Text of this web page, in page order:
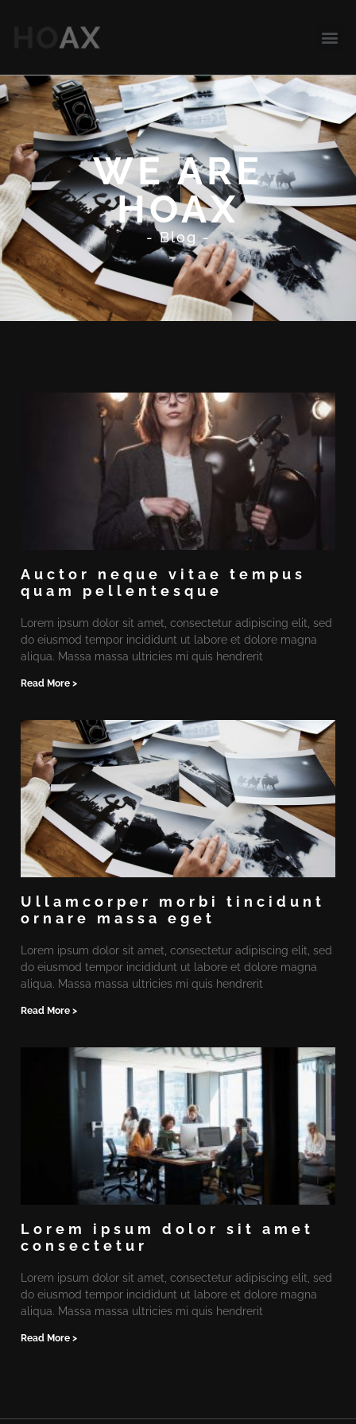
WE ARE
HOAX
- Blog -
Auctor neque vitae tempus
quam pellentesque
Lorem ipsum dolor sit amet, consectetur adipiscing elit, sed
do eiusmod tempor incididunt ut labore et dolore magna
aliqua. Massa massa ultricies mi quis hendrerit
Read More >
Ullamcorper morbi tincidunt
ornare massa eget
Lorem ipsum dolor sit amet, consectetur adipiscing elit, sed
do eiusmod tempor incididunt ut labore et dolore magna
aliqua. Massa massa ultricies mi quis hendrerit
Read More >
Lorem ipsum dolor sit amet
consectetur
Lorem ipsum dolor sit amet, consectetur adipiscing elit, sed
do eiusmod tempor incididunt ut labore et dolore magna
aliqua. Massa massa ultricies mi quis hendrerit
Read More >